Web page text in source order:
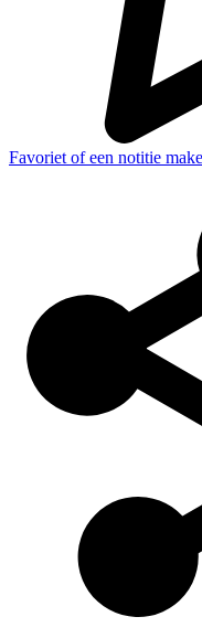
Favoriet of een notitie